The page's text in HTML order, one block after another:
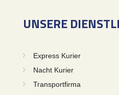
UNSERE
Express Kurier
Nacht Kurier
Transportfirma